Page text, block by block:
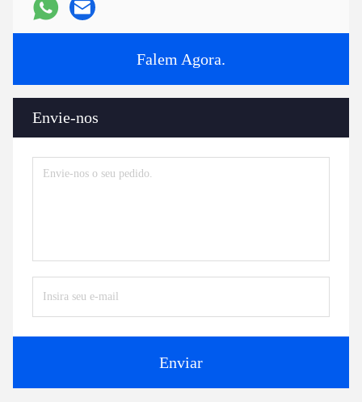
Falem Agora.
Envie-nos
Enviar